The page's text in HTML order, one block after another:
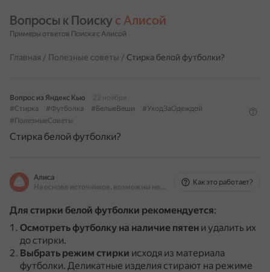
Вопросы к Поиску с Алисой
Примеры ответов Поиска с Алисой
Главная / Полезные советы / Стирка белой футболки?
Вопрос из Яндекс Кью
22 ноября
#Стирка
#Футболка #БелыеВещи
#УходЗаОдеждой
#ПолезныеСоветы
Стирка белой футболки?
Алиса
На основе источников, возможны неточности
Как это работает?
Для стирки белой футболки рекомендуется:
Осмотреть футболку на наличие пятен и удалить их
до стирки.
Выбрать режим стирки исходя из материала
футболки. Деликатные изделия стирают на режиме